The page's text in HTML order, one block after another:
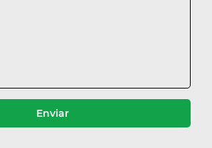
Enviar